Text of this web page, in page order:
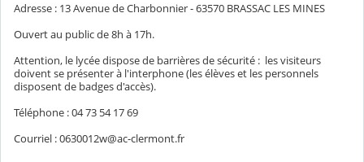
Adresse : 13 Avenue de Charbonnier - 63570 BRASSAC LES MINES
Ouvert au public de 8h à 17h.
Attention, le lycée dispose de barrières de sécurité : les visiteurs
doivent se présenter à l'interphone (les élèves et les personnels
disposent de badges d'accès).
Téléphone : 04 73 54 17 69
Courriel : 0630012w@ac-clermont.fr